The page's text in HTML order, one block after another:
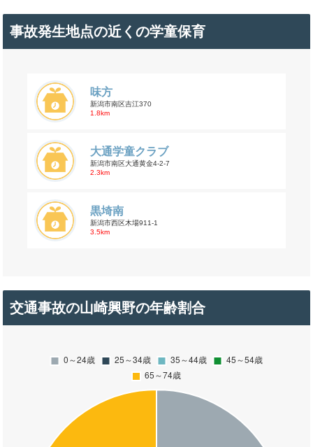
事故発生地点の近くの学童保育
味方
新潟市南区吉江370
1.8km
大通学童クラブ
新潟市南区大通黄金4-2-7
2.3km
黒埼南
新潟市西区木場911-1
3.5km
交通事故の山崎興野の年齢割合